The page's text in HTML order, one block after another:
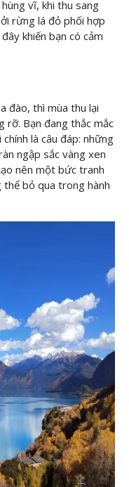
vĩ, khi thu sang
rừng lá đỏ phối hợp
khiến bạn có cảm
đào, thì mùa thu lại
rỡ. Bạn đang thắc mắc
là câu đáp: những
ngập sắc vàng xen
nên một bức tranh
thể bỏ qua trong hành